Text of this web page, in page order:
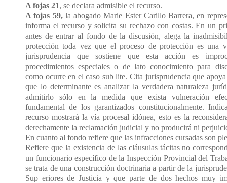
A fojas 21, se declara admisible el recurso.
A fojas 59,la abogado Marie Ester Carillo Barrera, en
informa el recurso y solicita su rechazo con costas. En un
antes de entrar al fondo de la discusión, alega la
protección toda vez que el proceso de protección es una
jurisprudencia que sostiene que esta acción es
procedimientos especiales o de lato conocimiento para
como ocurre en el caso sub lite. Cita jurisprudencia que
que lo determinante es analizar la verdadera naturaleza
admitirlo sólo en la medida que exista vulneración
fundamental de los garantizados constitucionalmente.
recurso mostrará la vía procesal idónea, esto es la
derechamente la reclamación judicial y no producirá ni
En cuanto al fondo refiere que las infracciones cursadas son
Refiere que la existencia de las cláusulas tácitas no
un funcionario específico de la Inspección Provincial del
se trata de una construcción doctrinaria a partir de la
Sup eriores de Justicia y que parte de dos hechos muy